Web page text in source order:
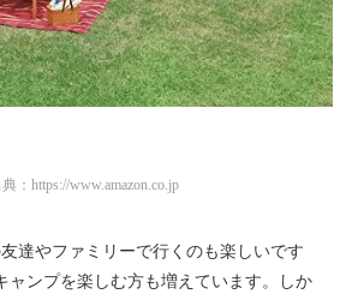
： https://www.amazon.co.jp
達やファミリーで行くのも楽しいです
ャンプを楽しむ方も増えています。しか